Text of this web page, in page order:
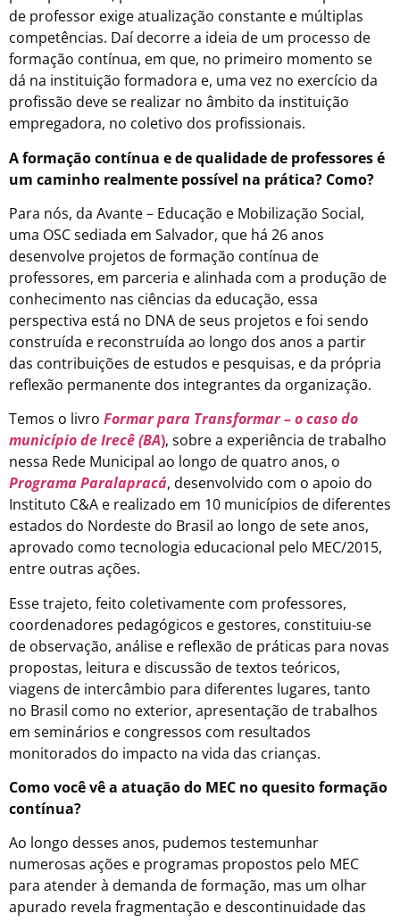
de professor exige atualização constante e múltiplas
competências. Daí decorre a ideia de um processo de
formação contínua, em que, no primeiro momento se
dá na instituição formadora e, uma vez no exercício da
profissão deve se realizar no âmbito da instituição
empregadora, no coletivo dos profissionais.
A formação contínua e de qualidade de professores é
um caminho realmente possível na prática? Como?
Para nós, da Avante – Educação e Mobilização Social,
uma OSC sediada em Salvador, que há 26 anos
desenvolve projetos de formação contínua de
professores, em parceria e alinhada com a produção de
conhecimento nas ciências da educação, essa
perspectiva está no DNA de seus projetos e foi sendo
construída e reconstruída ao longo dos anos a partir
das contribuições de estudos e pesquisas, e da própria
reflexão permanente dos integrantes da organização.
Temos o livro Formar para Transformar – o caso do
município de Irecê (BA), sobre a experiência de trabalho
nessa Rede Municipal ao longo de quatro anos, o
Programa Paralapracá, desenvolvido com o apoio do
Instituto C&A e realizado em 10 municípios de diferentes
estados do Nordeste do Brasil ao longo de sete anos,
aprovado como tecnologia educacional pelo MEC/2015,
entre outras ações.
Esse trajeto, feito coletivamente com professores,
coordenadores pedagógicos e gestores, constituiu-se
de observação, análise e reflexão de práticas para novas
propostas, leitura e discussão de textos teóricos,
viagens de intercâmbio para diferentes lugares, tanto
no Brasil como no exterior, apresentação de trabalhos
em seminários e congressos com resultados
monitorados do impacto na vida das crianças.
Como você vê a atuação do MEC no quesito formação
contínua?
Ao longo desses anos, pudemos testemunhar
numerosas ações e programas propostos pelo MEC
para atender à demanda de formação, mas um olhar
apurado revela fragmentação e descontinuidade das